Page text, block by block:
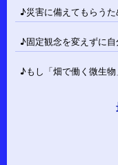
♪災害に備えてもらう
♪固定観念を変えずに
♪もし「畑で働く微生